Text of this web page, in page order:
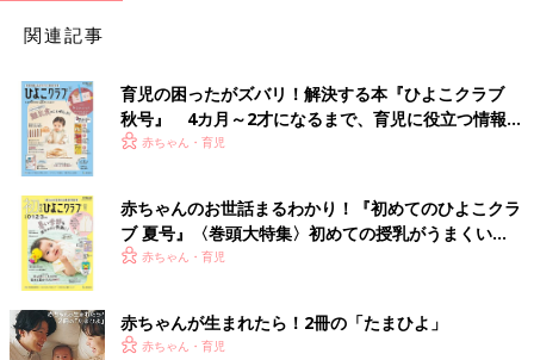
関連記事
育児の困ったがズバリ！解決する本『ひよこクラブ
秋号』 4カ月～2才になるまで、育児に役立つ情報が
いっぱい！
赤ちゃん・育児
赤ちゃんのお世話まるわかり！『初めてのひよこクラ
ブ 夏号』〈巻頭大特集〉初めての授乳がうまくい
く！ おっぱい・ミルクの基本と夏のトラブル 解決テ
赤ちゃん・育児
赤ちゃんが生まれたら！2冊の「たまひよ」
赤ちゃん・育児